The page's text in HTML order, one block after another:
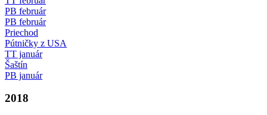
PB február
PB február
Priechod
Pútničky z USA
TT január
Šaštín
PB január
2018